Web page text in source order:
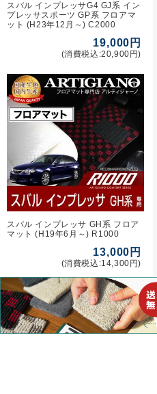
スバル インプレッサG4 GJ系 イン
プレッサスポーツ GP系 フロアマ
ット (H23年12月～) C2000
19,000円
(消費税込:20,900円)
スバル インプレッサ GH系 フロア
マット (H19年6月～) R1000
13,000円
(消費税込:14,300円)
<
1
商品検索